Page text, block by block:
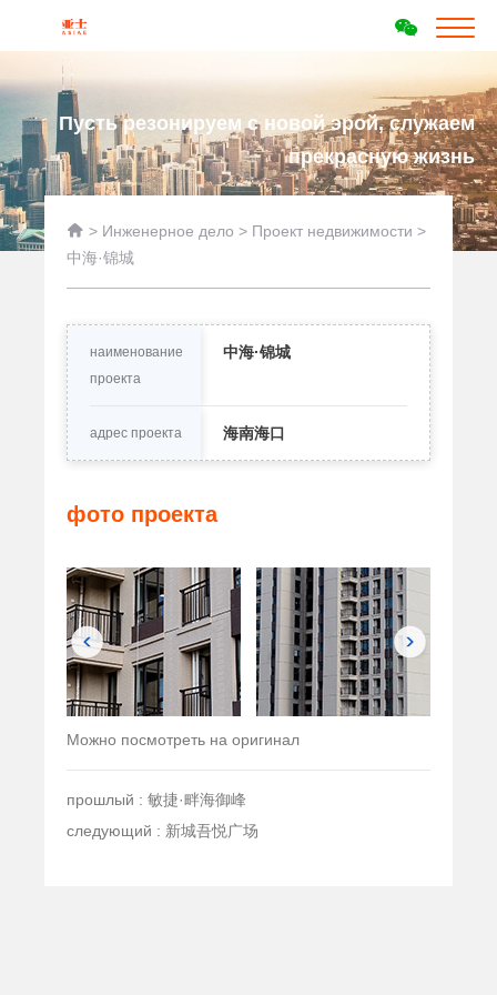
Пусть резонируем с новой эрой, служаем
прекрасную жизнь
 > Инженерное дело > Проект недвижимости >
中海·锦城
наименование
проекта
中海·锦城
адрес проекта 海南海口
фото проекта
Можно посмотреть на оригинал
прошлый : 敏捷·畔海御峰
следующий : 新城吾悦广场